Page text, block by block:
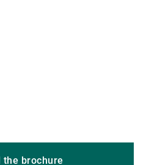
the brochure